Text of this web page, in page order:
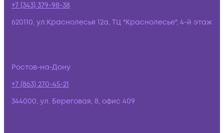
+7 (343) 379-98-38
620110, ул.Краснолесья 12а, ТЦ "Краснолесье", 4-й этаж
Ростов-на-Дону
+7 (863) 270-45-21
344000, ул. Береговая, 8, офис 409